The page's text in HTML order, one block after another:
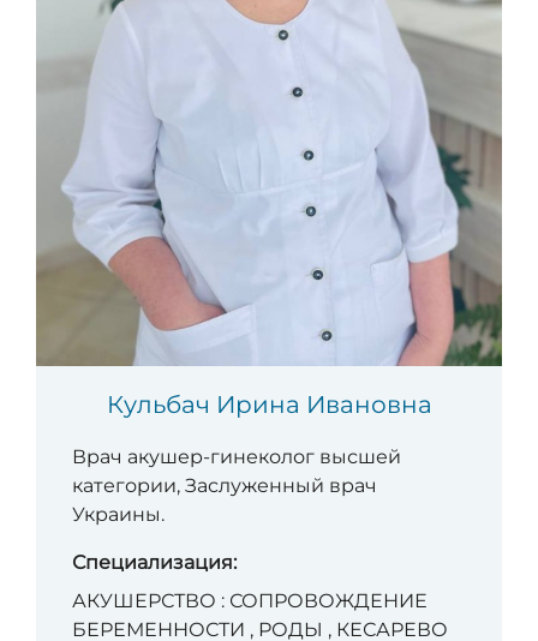
Кульбач Ирина Ивановна
Врач акушер-гинеколог высшей
категории, Заслуженный врач
Украины.
Специализация:
АКУШЕРСТВО : СОПРОВОЖДЕНИЕ
БЕРЕМЕННОСТИ , РОДЫ , КЕСАРЕВО